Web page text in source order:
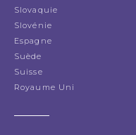
Slovaquie
Slovénie
Espagne
Suède
Suisse
Royaume Uni